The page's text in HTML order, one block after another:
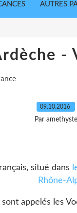
AUTRES
-
09.10.2016
Par
situé dans
Rhône-
appelés les